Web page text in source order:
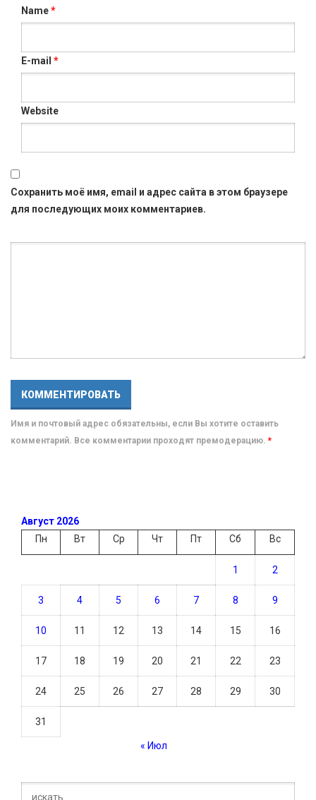
Name*
E-mail *
Website
Сохранить моё имя, email и адрес сайта в этом браузере
для последующих моих комментариев.
Имя и почтовый адрес обязательны, если Вы хотите оставить
комментарий. Все комментарии проходят премодерацию. *
Август 2026
Пн
Вт Ср Чт Пт Сб Вс
1 2
3 4 5 6 7 8 9
10 11 12 13 14 15 16
17 18 19 20 21 22 23
24 25 26 27 28 29 30
31
« Июл